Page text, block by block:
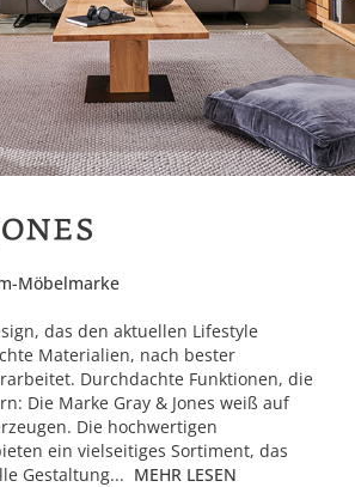
Möbelmarke
das den aktuellen Lifestyle
Materialien, nach bester
Durchdachte Funktionen, die
Die Marke Gray & Jones weiß auf
Die hochwertigen
ein vielseitiges Sortiment, das
Gestaltung... MEHR LESEN